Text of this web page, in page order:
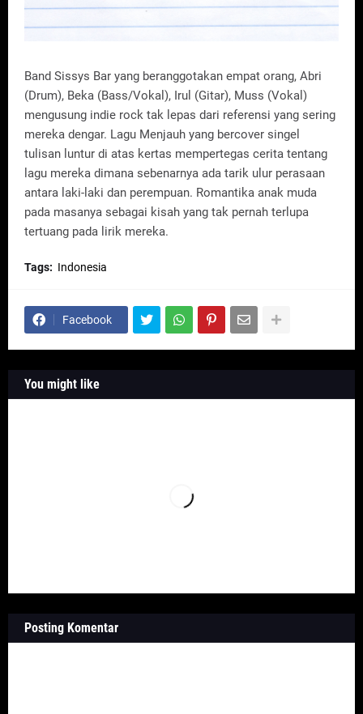
Band Sissys Bar yang beranggotakan empat orang, Abri
(Drum), Beka (Bass/Vokal), Irul (Gitar), Muss (Vokal)
mengusung indie rock tak lepas dari referensi yang sering
mereka dengar. Lagu Menjauh yang bercover singel
tulisan luntur di atas kertas mempertegas cerita tentang
lagu mereka dimana sebenarnya ada tarik ulur perasaan
antara laki-laki dan perempuan. Romantika anak muda
pada masanya sebagai kisah yang tak pernah terlupa
tertuang pada lirik mereka.
Tags: Indonesia
Facebook
You might like
Posting Komentar